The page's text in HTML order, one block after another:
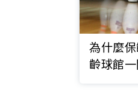
為什麼
齡球館